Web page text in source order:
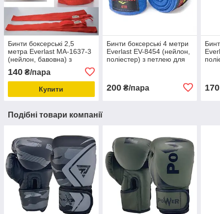
Бинти боксерські 2,5
метра Everlast MA-1637-3
(нейлон, бавовна) з
пальця
140 ₴/пара
Купити
Бинти боксерські 4 метри
Everlast EV-8454 (нейлон,
поліестер) з петлею для
200₴/пара 170
Подібні товари компанії